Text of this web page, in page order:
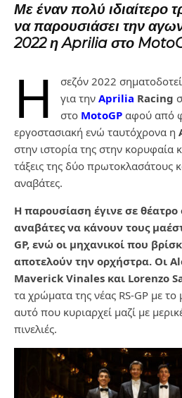
Με έναν πολύ ιδιαίτερο
να παρουσιάσει την
2022 η Aprilia στο
Η
σεζόν 2022
για την Aprilia Racing
στο MotoGP αφού από
εργοστασιακή ενώ ταυτόχρονα η
στην ιστορία της στην κορυφαία
τάξεις της δύο πρωτοκλασάτους
αναβάτες.
Η παρουσίαση έγινε σε θέατρο
αναβάτες να κάνουν τους
GP, ενώ οι μηχανικοί που
αποτελούν την ορχήστρα. Οι
Maverick Vinales και Lorenzo
τα χρώματα της νέας RS-GP με
αυτό που κυριαρχεί μαζί με
πινελιές.